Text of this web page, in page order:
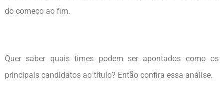
do começo ao fim.
Quer saber quais times podem ser apontados como os
principais candidatos ao título? Então confira essa análise.